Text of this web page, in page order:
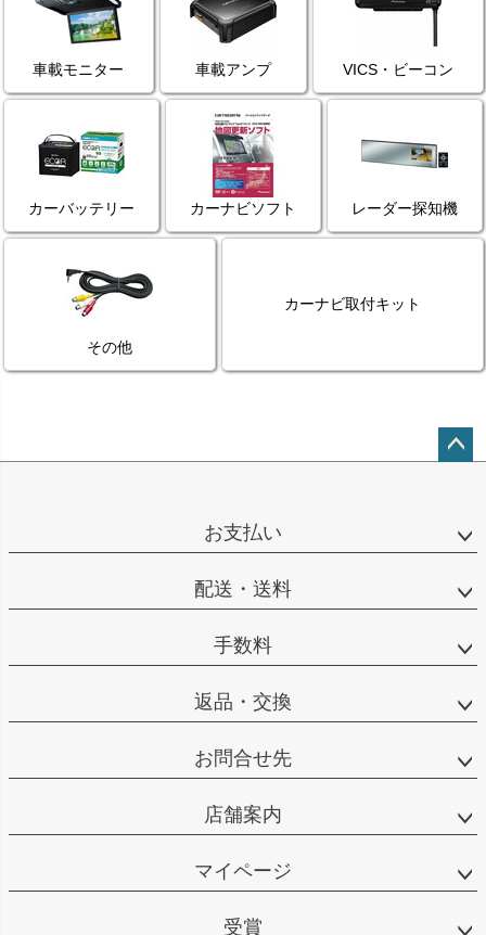
車載モニター 車載アンプ VICS・ビーコン
カーバッテリー カーナビソフト レーダー探知機
その他
カーナビ取付キット
お支払い
配送・送料
手数料
返品・交換
お問合せ先
店舗案内
マイページ
受賞